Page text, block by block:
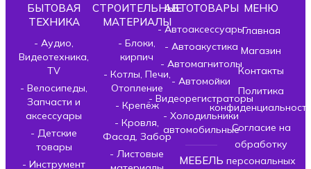
БЫТОВАЯ
ТЕХНИКА
- Аудио,
Видеотехника,
TV
- Велосипеды,
Запчасти и
аксессуары
- Детские
товары
- Инструмент
СТРОИТЕЛЬНЫЕ
МАТЕРИАЛЫ
- Блоки,
кирпич
- Котлы, Печи,
Отопление
- Крепёж
- Кровля,
Фасад, Забор
- Листовые
АВТОТОВАРЫ
- Автоаксессуары
- Автоакустика
- Автомагнитолы
- Автомойки
- Видеорегистраторы
- Холодильники
автомобильные
МЕБЕЛЬ
МЕНЮ
Главная
Магазин
Контакты
Политика
Согласие на
обработку
персональных